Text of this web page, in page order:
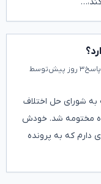
۳ روز پیش
توسط
به شورای حل اختلاف
مختومه شد. خودش
دارم که به پرونده